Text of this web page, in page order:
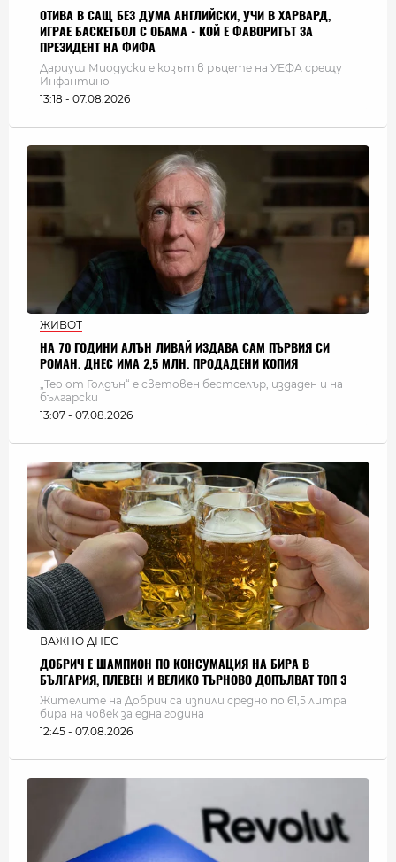
ОТИВА В САЩ БЕЗ ДУМА АНГЛИЙСКИ, УЧИ В ХАРВАРД,
ИГРАЕ БАСКЕТБОЛ С ОБАМА - КОЙ Е ФАВОРИТЪТ ЗА
ПРЕЗИДЕНТ НА ФИФА
Дариуш Миодуски е козът в ръцете на УЕФА срещу
Инфантино
13:18 - 07.08.2026
ЖИВОТ
НА 70 ГОДИНИ АЛЪН ЛИВАЙ ИЗДАВА САМ ПЪРВИЯ СИ
РОМАН. ДНЕС ИМА 2,5 МЛН. ПРОДАДЕНИ КОПИЯ
„Тео от Голдън“ е световен бестселър, издаден и на
български
13:07 - 07.08.2026
ВАЖНО ДНЕС
ДОБРИЧ Е ШАМПИОН ПО КОНСУМАЦИЯ НА БИРА В
БЪЛГАРИЯ, ПЛЕВЕН И ВЕЛИКО ТЪРНОВО ДОПЪЛВАТ ТОП 3
Жителите на Добрич са изпили средно по 61,5 литра
бира на човек за една година
12:45 - 07.08.2026